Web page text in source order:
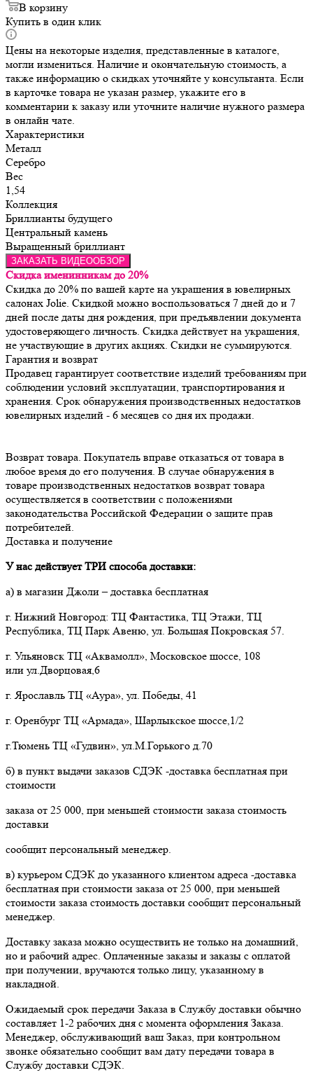
В корзину
Купить в один клик
Цены на некоторые изделия, представленные в каталоге,
могли измениться. Наличие и окончательную стоимость, а
также информацию о скидках уточняйте у консультанта. Если
в карточке товара не указан размер, укажите его в
комментарии к заказу или уточните наличие нужного размера
в онлайн чате.
Характеристики
Металл
Серебро
Вес
1,54
Коллекция
Бриллианты будущего
Центральный камень
Выращенный бриллиант
ЗАКАЗАТЬ ВИДЕООБЗОР
Скидка именинникам до 20%
Скидка до 20% по вашей карте на украшения в ювелирных
салонах Jolie. Скидкой можно воспользоваться 7 дней до и 7
дней после даты дня рождения, при предъявлении документа
удостоверяющего личность. Скидка действует на украшения,
не участвующие в других акциях. Скидки не суммируются.
Гарантия и возврат
Продавец гарантирует соответствие изделий требованиям при
соблюдении условий эксплуатации, транспортирования и
хранения. Срок обнаружения производственных недостатков
Возврат товара. Покупатель вправе отказаться от товара в
любое время до его получения. В случае обнаружения в
товаре производственных недостатков возврат товара
осуществляется в соответствии с положениями
законодательства Российской Федерации о защите прав
потребителей.
Доставка и получение
У нас действует ТРИ способа доставки:
а) в магазин Джоли – доставка бесплатная
г. Нижний Новгород: ТЦ Фантастика, ТЦ Этажи, ТЦ
Республика, ТЦ Парк Авеню, ул. Большая Покровская 57.
г. Ульяновск ТЦ «Аквамолл», Московское шоссе, 108
или ул.Дворцовая,6
г. Ярославль ТЦ «Аура», ул. Победы, 41
г. Оренбург ТЦ «Армада», Шарлыкское шоссе,1/2
г.Тюмень ТЦ «Гудвин», ул.М.Горького д.70
б) в пункт выдачи заказов СДЭК -доставка бесплатная при
стоимости
заказа от 25 000, при меньшей стоимости заказа стоимость
доставки
сообщит персональный менеджер.
в) курьером СДЭК до указанного клиентом адреса -доставка
бесплатная при стоимости заказа от 25 000, при меньшей
стоимости заказа стоимость доставки сообщит персональный
менеджер.
Доставку заказа можно осуществить не только на домашний,
но и рабочий адрес. Оплаченные заказы и заказы с оплатой
при получении, вручаются только лицу, указанному в
накладной.
Ожидаемый срок передачи Заказа в Службу доставки обычно
составляет 1-2 рабочих дня с момента оформления Заказа.
Менеджер, обслуживающий ваш Заказ, при контрольном
звонке обязательно сообщит вам дату передачи товара в
Службу доставки СДЭК.